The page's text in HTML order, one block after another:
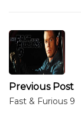
Previous Post
Fast & Furious 9